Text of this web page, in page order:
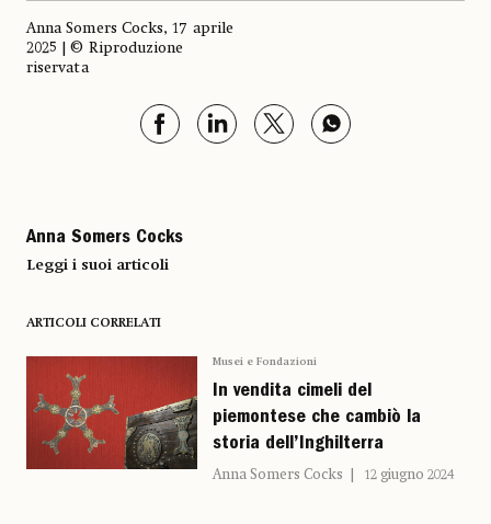
Anna Somers Cocks, 17 aprile
2025 | © Riproduzione
riservata
Anna Somers Cocks
Leggi i suoi articoli
ARTICOLI CORRELATI
Musei e Fondazioni
In vendita cimeli del
piemontese che cambiò la
storia dell’Inghilterra
Anna Somers Cocks 12 giugno 2024